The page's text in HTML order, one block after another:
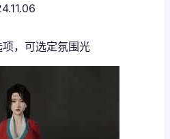
，可选定氛围光